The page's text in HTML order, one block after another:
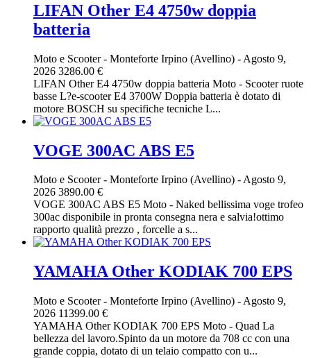
LIFAN Other E4 4750w doppia
batteria
Moto e Scooter- Monteforte Irpino (Avellino) - Agosto 9,
2026 3286.00 €
LIFAN Other E4 4750w doppia batteria Moto - Scooter ruote
basse L?e-scooter E4 3700W Doppia batteria è dotato di
motore BOSCH su specifiche tecniche L...
VOGE 300AC ABS E5
Moto e Scooter- Monteforte Irpino (Avellino) -Agosto 9,
2026 3890.00 €
VOGE 300AC ABS E5 Moto - Naked bellissima voge trofeo
300ac disponibile in pronta consegna nera e salvia!ottimo
rapporto qualità prezzo , forcelle a s...
YAMAHA Other KODIAK 700 EPS
Moto e Scooter- Monteforte Irpino (Avellino) - Agosto 9,
2026 11399.00 €
YAMAHA Other KODIAK 700 EPS Moto - Quad La
bellezza del lavoro.Spinto da un motore da 708 cc con una
grande coppia, dotato di un telaio compatto con u...